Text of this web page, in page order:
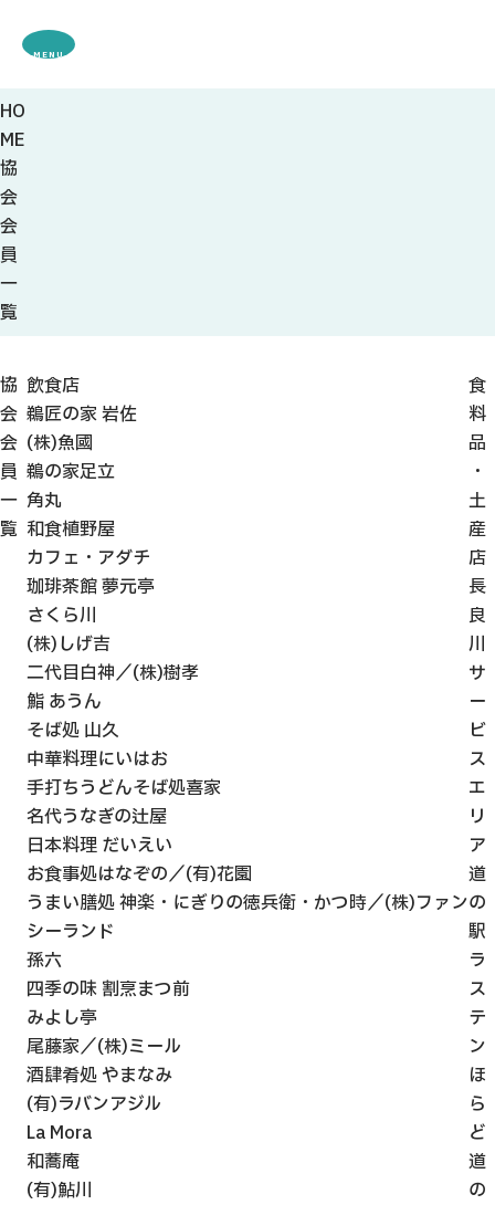
MENU
HO
ME
協
会
会
員
一
覧
協
会
会
員
一
覧
飲食店
鵜匠の家 岩佐
(株)魚國
鵜の家足立
角丸
和食植野屋
カフェ・アダチ
珈琲茶館 夢元亭
さくら川
(株)しげ吉
二代目白神／(株)樹孝
鮨 あうん
そば処 山久
中華料理にいはお
手打ちうどんそば処喜家
名代うなぎの辻屋
日本料理 だいえい
お食事処はなぞの／(有)花園
うまい膳処 神楽・にぎりの徳兵衛・かつ時／(株)ファン
シーランド
孫六
四季の味 割烹まつ前
みよし亭
尾藤家／(株)ミール
酒肆肴処 やまなみ
(有)ラバンアジル
La Mora
和蕎庵
(有)鮎川
食
料
品
・
土
産
店
長
良
川
サ
ー
ビ
ス
エ
リ
ア
道
の
駅
ラ
ス
テ
ン
ほ
ら
ど
道
の
はじめての関
せきナビ地元ライター
せきてらす
せきファンクラブ
よくある質問
パンフレット
フォトライブラリー
動画ライブラリー